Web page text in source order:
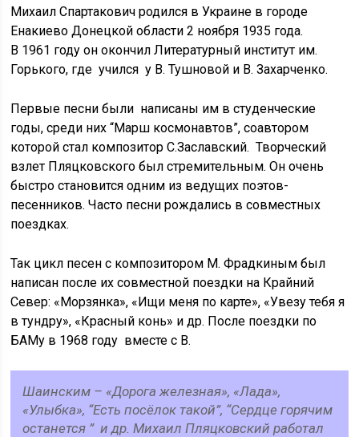
Михаил Спартакович родился в Украине в городе
Енакиево Донецкой области 2 ноября 1935 года.
В 1961 году он окончил Литературный институт им.
Горького, где учился у В. Тушновой и В. Захарченко.
Первые песни были написаны им в студенческие
годы, среди них “Марш космонавтов”, соавтором
которой стал композитор С.Заславский. Творческий
взлет Пляцковского был стремительным. Он очень
быстро становится одним из ведущих поэтов-
песенников. Часто песни рождались в совместных
поездках.
Так цикл песен с композитором М. Фрадкиным был
написан после их совместной поездки на Крайний
Север: «Морзянка», «Ищи меня по карте», «Увезу тебя я
в тундру», «Красный конь» и др. После поездки по
БАМу в 1968 году вместе с В.
Шаинским – «Дорога железная», «Лада»,
«Улыбка», “Есть посёлок такой”, “Сердце горячим
останется ” и др. Михаил Пляцковский работал